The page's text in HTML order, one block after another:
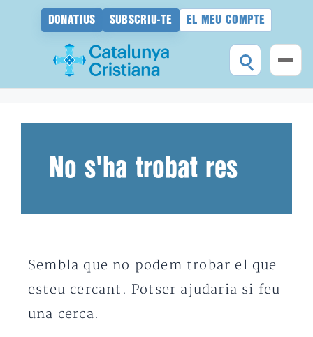
DONATIUS SUBSCRIU-TE EL MEU COMPTE
No s'ha trobat res
Sembla que no podem trobar el que
esteu cercant. Potser ajudaria si feu
una cerca.